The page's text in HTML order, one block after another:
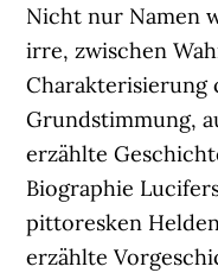
Nicht nur Namen
irre, zwischen
Charakterisierung
Grundstimmung,
erzählte
Biographie
pittoresken
erzählte